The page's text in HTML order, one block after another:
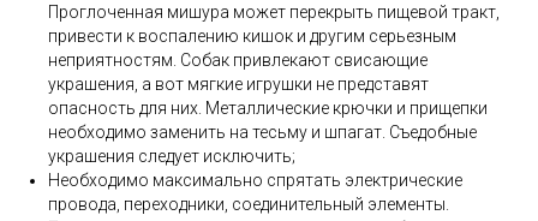
Проглоченная мишура может перекрыть пищевой тракт,
привести к воспалению кишок и другим серьезным
неприятностям. Собак привлекают свисающие
украшения, а вот мягкие игрушки не представят
опасность для них. Металлические крючки и прищепки
необходимо заменить на тесьму и шпагат. Съедобные
украшения следует исключить;
Необходимо максимально спрятать электрические
провода, переходники, соединительный элементы.